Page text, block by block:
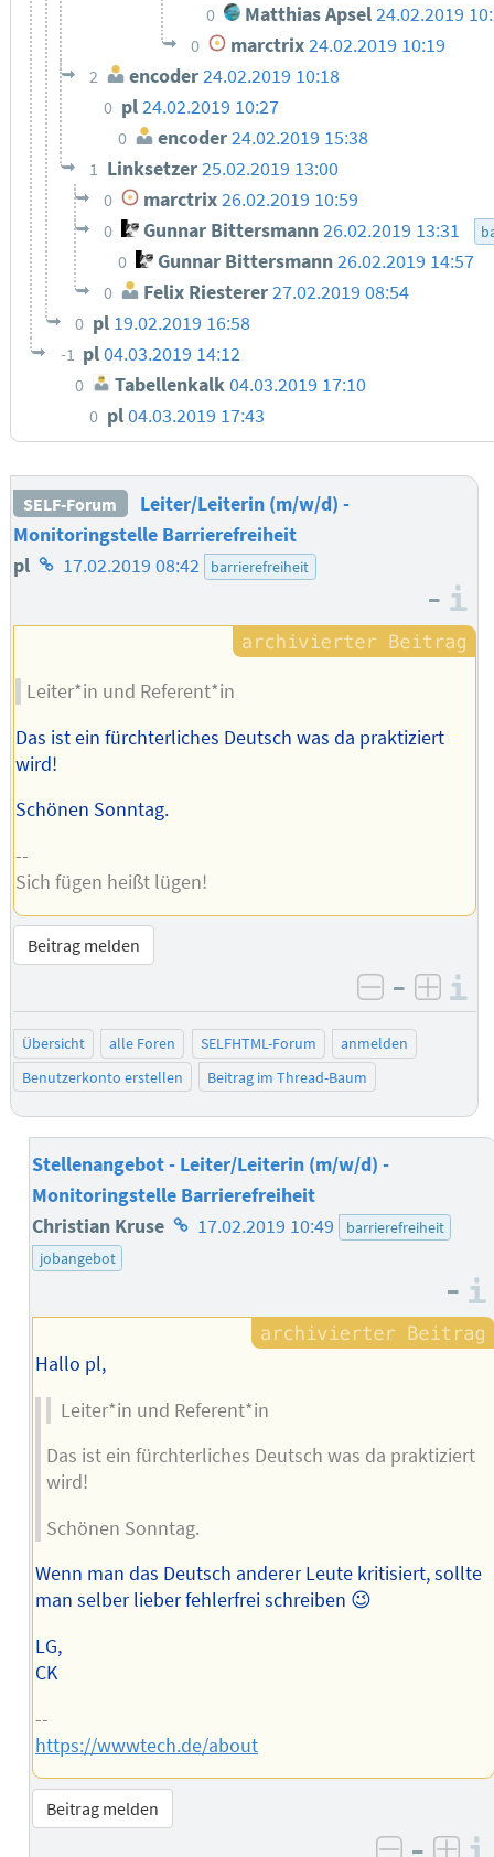
0 Matthias Apsel24.02.2019
0 marctrix24.02.2019 10:19
2 encoder24.02.2019 10:18
0 pl24.02.2019 10:27
0 encoder24.02.2019 15:38
1 Linksetzer25.02.2019 13:00
0 marctrix26.02.2019 10:59
0 Gunnar Bittersmann26.02.2019 13:31
0 Gunnar Bittersmann26.02.2019 14:57
0 Felix Riesterer27.02.2019 08:54
0 pl 19.02.2019 16:58
-1 pl04.03.2019 14:12
0 Tabellenkalk 04.03.2019 17:10
0 pl04.03.2019 17:43
SELF-Forum
Leiter/Leiterin (m/w/d) -
Monitoringstelle Barrierefreiheit
pl Homepage
Autors
17.02.2019 08:42 barrierefreiheit
–
Leiter*in und Referent*in
Das ist ein fürchterliches Deutsch was da praktiziert
wird!
Schönen Sonntag.
--
Sich fügen heißt lügen!
Beitrag melden
negativ
–
Übersicht alle Foren SELFHTML-Forum
anmelden
Benutzerkonto erstellen
Beitrag im Thread-Baum
Stellenangebot - Leiter/Leiterin (m/w/d) -
Monitoringstelle Barrierefreiheit
Christian Kruse Homepage
17.02.2019 10:49
barrierefreiheit
jobangebot
–
Hallo pl,
Leiter*in und Referent*in
Das ist ein fürchterliches Deutsch was da praktiziert
wird!
Schönen Sonntag.
Wenn man das Deutsch anderer Leute kritisiert, sollte
man selber lieber fehlerfrei schreiben 😉
LG,
CK
--
https://wwwtech.de/about
Beitrag melden
–